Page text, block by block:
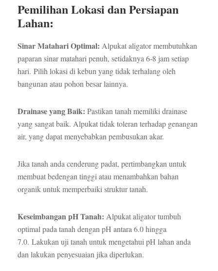
Pemilihan Lokasi dan Persiapan
Lahan:
Sinar Matahari Optimal: Alpukat aligator membutuhkan
paparan sinar matahari penuh, setidaknya 6-8 jam setiap
hari. Pilih lokasi di kebun yang tidak terhalang oleh
bangunan atau pohon besar lainnya.
Drainase yang Baik: Pastikan tanah memiliki drainase
yang sangat baik. Alpukat tidak toleran terhadap genangan
air, yang dapat menyebabkan pembusukan akar.
Jika tanah anda cenderung padat, pertimbangkan untuk
membuat bedengan tinggi atau menambahkan bahan
organik untuk memperbaiki struktur tanah.
Keseimbangan pH Tanah: Alpukat aligator tumbuh
optimal pada tanah dengan pH antara 6.0 hingga
7.0. Lakukan uji tanah untuk mengetahui pH lahan anda
dan lakukan penyesuaian jika diperlukan.